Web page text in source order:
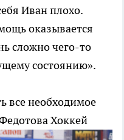
Иван плохо.
оказывается
сложно чего-то
состоянию».
все необходимое
Хоккей